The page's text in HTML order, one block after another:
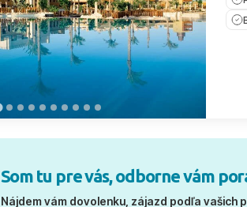
Som tu pre vás, odborne vám
Nájdem vám dovolenku, zájazd podľa vašich